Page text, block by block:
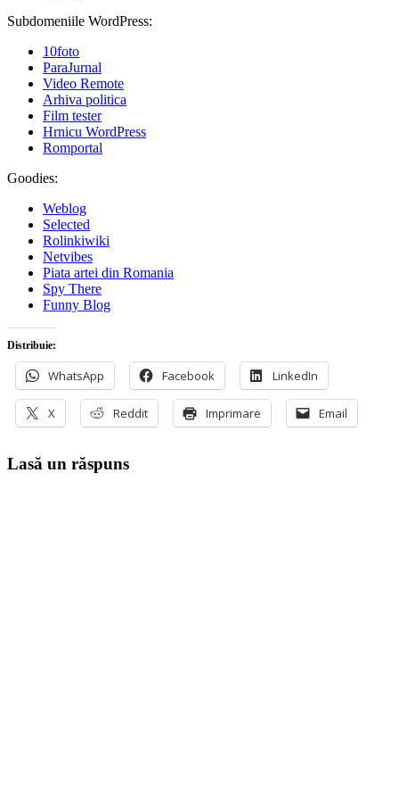
Subdomeniile WordPress:
10foto
ParaJurnal
Video Remote
Arhiva politica
Film tester
Hrnicu WordPress
Romportal
Goodies:
Weblog
Selected
Rolinkiwiki
Netvibes
Piata artei din Romania
Spy There
Funny Blog
Distribuie:
WhatsApp Facebook LinkedIn
X Reddit Imprimare Email
Lasă un răspuns